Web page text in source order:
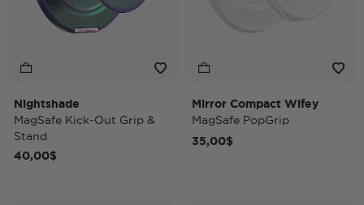
Nightshade
MagSafe Kick-Out Grip &
Stand
40,00$
Mirror Compact Wifey
MagSafe PopGrip
35,00$